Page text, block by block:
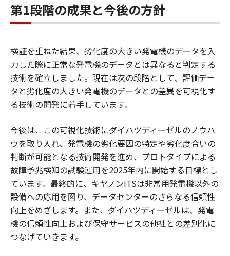
第1段階の成果と今後の方針
検証を重ねた結果、劣化度の大きい発電機のデータを入
力した際に正常な発電機のデータとは異なると判定する
技術を確立しました。現在は次の段階として、評価デー
タと劣化度の大きい発電機のデータとの差異を可視化す
る技術の開発に着手しています。
今後は、この可視化技術にダイハツディーゼルのノウハ
ウを取り入れ、発電機の劣化要因の特定や劣化度合いの
判断が可能となる技術開発を進め、プロトタイプによる
故障予兆検知の試験運用を2025年内に開始する目標とし
ています。最終的に、キヤノンITSは非常用発電機以外の
設備への応用を図り、データセンターのさらなる信頼性
向上をめざします。また、ダイハツディーゼルは、発電
機の信頼性向上および保守サービスの他社との差別化に
つなげていきます。